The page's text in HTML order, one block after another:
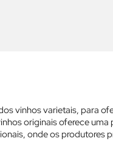
vinhos varietais, para
originais oferece uma
onde os produtores